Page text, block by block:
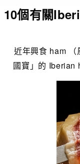
10個有關
近年興食 ham （
國寶」的 Iberian